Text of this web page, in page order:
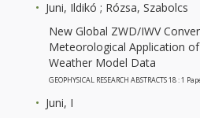
Juni, Ildikó ; Rózsa, Szabolcs
New Global ZWD/IWV
Meteorological Application
Weather Model Data
GEOPHYSICAL RESEARCH ABSTRACTS 18 : 1
Juni, I